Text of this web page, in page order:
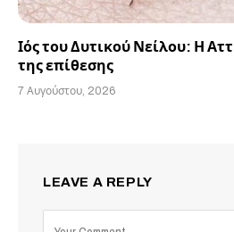
Ιός του Δυτικού Νείλου: Η
της επίθεσης
7 Αυγούστου, 2026
LEAVE A REPLY